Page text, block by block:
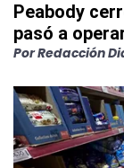
Peabody
pasó a
PorRedacción